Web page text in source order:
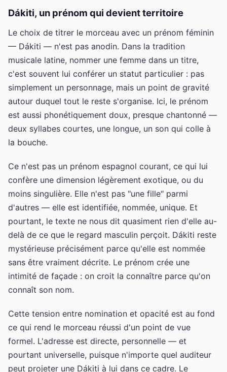
Dákiti, un prénom qui devient territoire
Le choix de titrer le morceau avec un prénom féminin
— Dákiti — n'est pas anodin. Dans la tradition
musicale latine, nommer une femme dans un titre,
c'est souvent lui conférer un statut particulier : pas
simplement un personnage, mais un point de gravité
autour duquel tout le reste s'organise. Ici, le prénom
est aussi phonétiquement doux, presque chantonné —
deux syllabes courtes, une longue, un son qui colle à
la bouche.
Ce n'est pas un prénom espagnol courant, ce qui lui
confère une dimension légèrement exotique, ou du
moins singulière. Elle n'est pas "une fille" parmi
d'autres — elle est identifiée, nommée, unique. Et
pourtant, le texte ne nous dit quasiment rien d'elle au-
delà de ce que le regard masculin perçoit. Dákiti reste
mystérieuse précisément parce qu'elle est nommée
sans être vraiment décrite. Le prénom crée une
intimité de façade : on croit la connaître parce qu'on
connaît son nom.
Cette tension entre nomination et opacité est au fond
ce qui rend le morceau réussi d'un point de vue
formel. L'adresse est directe, personnelle — et
pourtant universelle, puisque n'importe quel auditeur
peut projeter une Dákiti à lui dans ce cadre. Le